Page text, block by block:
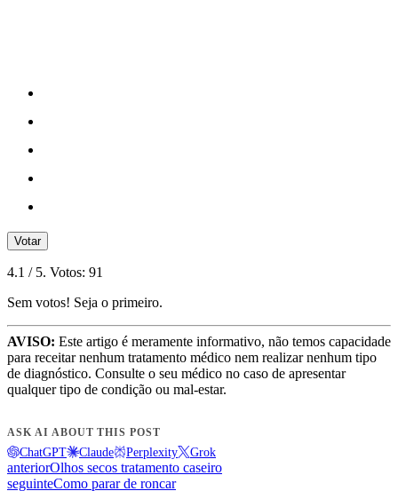
Votar
4.1 / 5. Votos: 91
Sem votos! Seja o primeiro.
AVISO: Este artigo é meramente informativo, não temos capacidade
para receitar nenhum tratamento médico nem realizar nenhum tipo
de diagnóstico. Consulte o seu médico no caso de apresentar
qualquer tipo de condição ou mal-estar.
ASK AI ABOUT THIS POST
ChatGPT Claude Perplexity Grok
anteriorOlhos secos tratamento caseiro
seguinteComo parar de roncar